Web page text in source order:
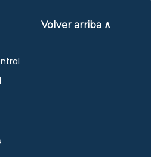
Volver arriba ∧